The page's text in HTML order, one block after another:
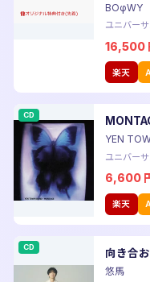
BOφWY
ユニバー
16,500
楽天
CD
YEN
ユニバー
6,600
楽天
CD 向き合
悠馬